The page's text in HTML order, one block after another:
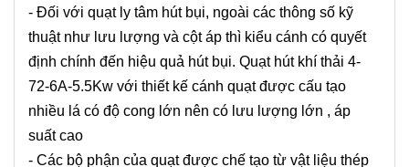
- Đối với quạt ly tâm hút bụi, ngoài các thông số kỹ
thuật như lưu lượng và cột áp thì kiểu cánh có quyết
định chính đến hiệu quả hút bụi. Quạt hút khí thải 4-
72-6A-5.5Kw với thiết kế cánh quạt được cấu tạo
nhiều lá có độ cong lớn nên có lưu lượng lớn , áp
suất cao
- Các bộ phận của quạt được chế tạo từ vật liệu thép